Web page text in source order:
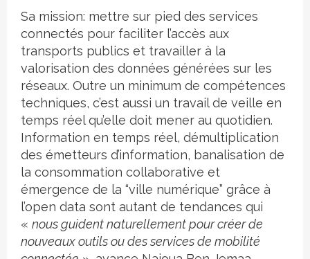
Sa mission: mettre sur pied des services
connectés pour faciliter l’accès aux
transports publics et travailler à la
valorisation des données générées sur les
réseaux. Outre un minimum de compétences
techniques, c’est aussi un travail de veille en
temps réel qu’elle doit mener au quotidien.
Information en temps réel, démultiplication
des émetteurs d’information, banalisation de
la consommation collaborative et
émergence de la “ville numérique” grâce à
l’open data sont autant de tendances qui
« nous guident naturellement pour créer de
nouveaux outils ou des services de mobilité